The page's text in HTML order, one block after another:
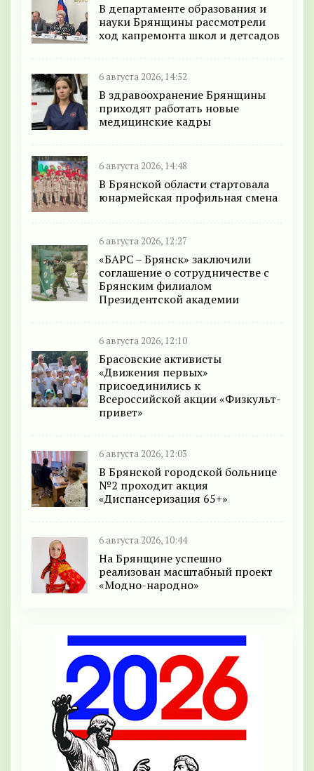
В департаменте образования и
науки Брянщины рассмотрели
ход капремонта школ и детсадов
6 августа 2026, 14:52
В здравоохранение Брянщины
приходят работать новые
медицинские кадры
6 августа 2026, 14:48
В Брянской области стартовала
юнармейская профильная смена
6 августа 2026, 12:27
«БАРС – Брянск» заключили
соглашение о сотрудничестве с
Брянским филиалом
Президентской академии
6 августа 2026, 12:10
Брасовские активисты
«Движения первых»
присоединились к
Всероссийской акции «Физкульт-
привет»
6 августа 2026, 12:03
В Брянской городской больнице
№2 проходит акция
«Диспансеризация 65+»
6 августа 2026, 10:44
На Брянщине успешно
реализован масштабный проект
«Модно-народно»